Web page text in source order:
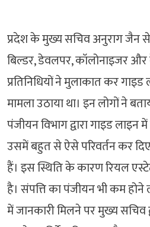
प्रदेश के मुख्य सचिव अनुराग जैन से
बिल्डर, डेवलपर, कॉलोनाइजर और
प्रतिनिधियों ने मुलाकात कर
मामला उठाया था। इन लोगों ने
पंजीयन विभाग द्वारा गाइड लाइन
उसमें बहुत से ऐसे परिवर्तन कर
हैं। इस स्थिति के कारण रियल
है। संपत्ति का पंजीयन भी कम होने
में जानकारी मिलने पर मुख्य सचिव